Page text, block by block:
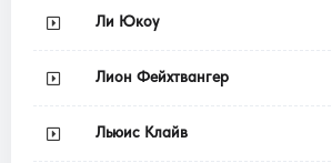
Ли Юкоу
Лион Фейхтвангер
Льюис Клайв